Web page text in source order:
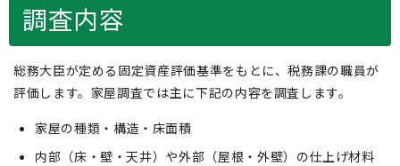
調査内容
総務大臣が定める固定資産評価基準をもとに、税務課の職員が
評価します。家屋調査では主に下記の内容を調査します。
家屋の種類・構造・床面積
内部（床・壁・天井）や外部（屋根・外壁）の仕上げ材料